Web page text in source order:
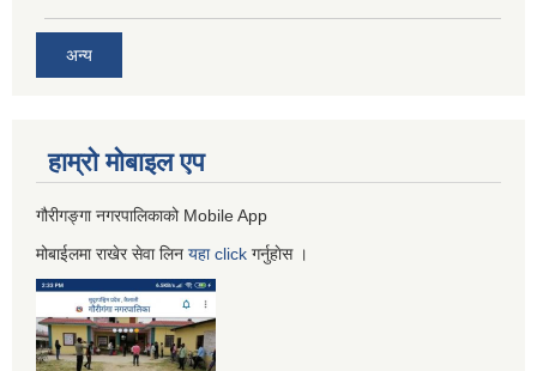
अन्य
हाम्रो माेबाइल एप
गौरीगङ्गा नगरपालिकाको Mobile App
मोबाईलमा राखेर सेवा लिन यहाclick गर्नुहाेस ।